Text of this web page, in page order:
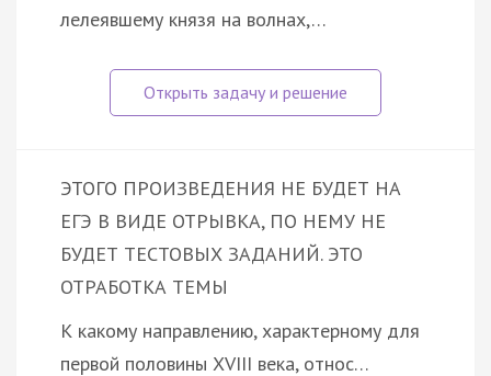
лелеявшему князя на волнах,…
ЭТОГО ПРОИЗВЕДЕНИЯ НЕ БУДЕТ НА
ЕГЭ В ВИДЕ ОТРЫВКА, ПО НЕМУ НЕ
БУДЕТ ТЕСТОВЫХ ЗАДАНИЙ. ЭТО
ОТРАБОТКА ТЕМЫ
К какому направлению, характерному для
первой половины XVIII века, относ…